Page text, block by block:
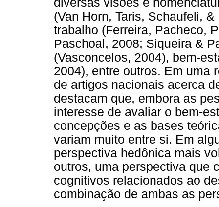
diversas visões e
(Van Horn, Taris, Schaufeli,
trabalho (Ferreira, Pacheco,
Paschoal, 2008; Siqueira &
(Vasconcelos, 2004), bem-
2004), entre outros. Em uma
de artigos nacionais acerca
destacam que, embora as
interesse de avaliar o bem-
concepções e as bases
variam muito entre si. Em
perspectiva hedônica mais
outros, uma perspectiva que
cognitivos relacionados ao
combinação de ambas as